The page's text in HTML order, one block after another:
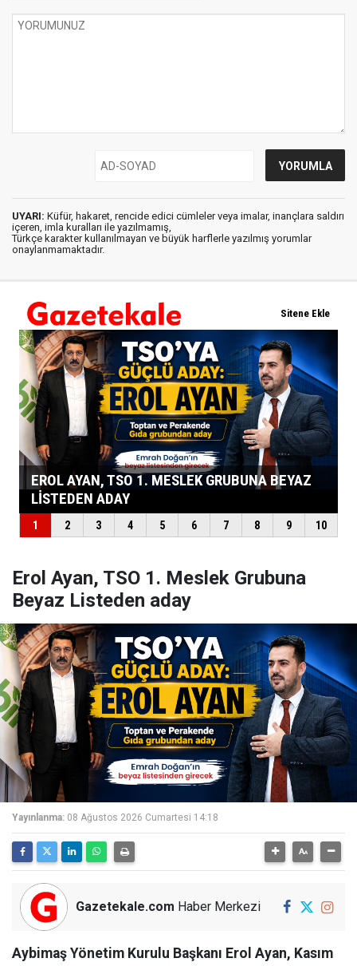
UYARI: Küfür, hakaret, rencide edici cümleler veya imalar, inançlara saldırı
içeren, imla kuralları ile yazılmamış,
Türkçe karakter kullanılmayan ve büyük harflerle yazılmış yorumlar
onaylanmamaktadır.
Erol Ayan, TSO 1. Meslek Grubuna
Beyaz Listeden aday
Yayınlanma: 08 Ağustos 2026 Cumartesi 14:18
Gazetekale.com Haber Merkezi
Aybimaş Yönetim Kurulu Başkanı Erol Ayan, Kasım